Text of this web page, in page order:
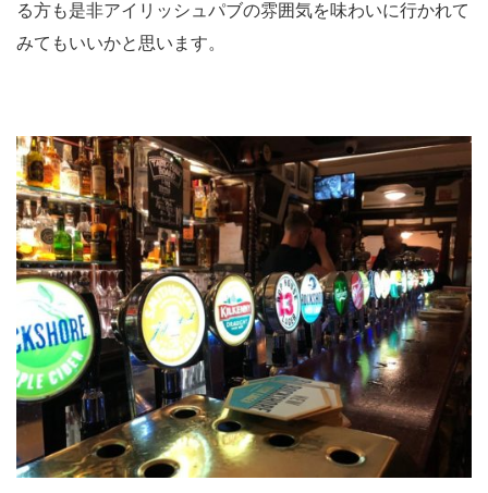
る方も是非アイリッシュパブの雰囲気を味わいに行かれて
みてもいいかと思います。